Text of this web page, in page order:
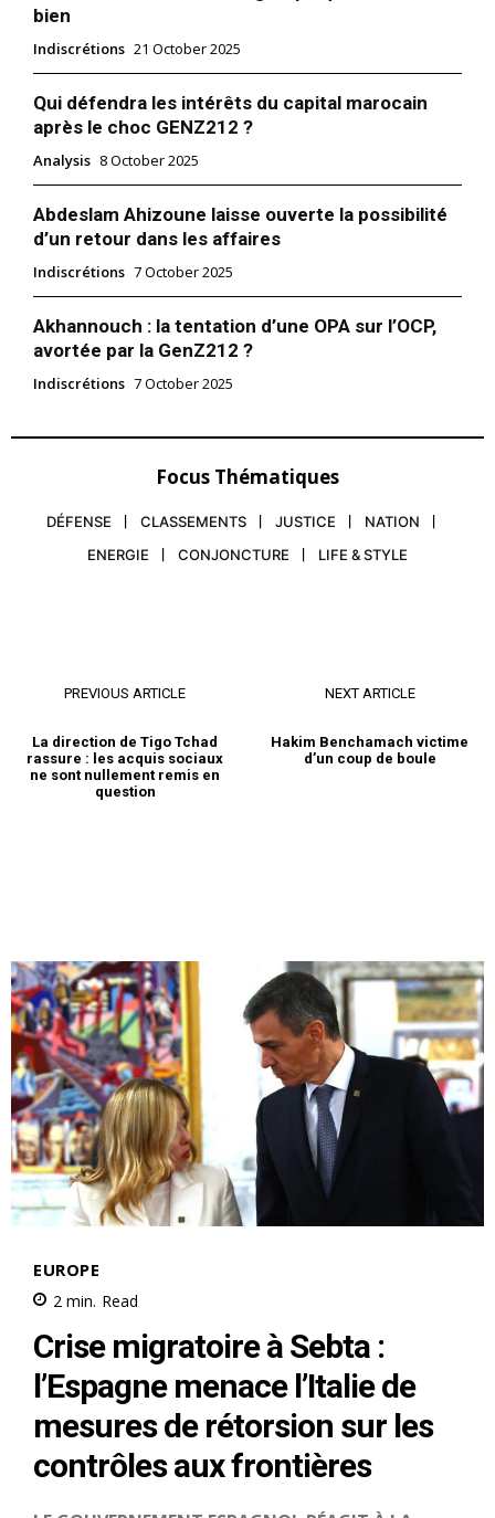
bien
Indiscrétions 21 October 2025
Qui défendra les intérêts du capital marocain
après le choc GENZ212 ?
Analysis 8 October 2025
Abdeslam Ahizoune laisse ouverte la possibilité
d’un retour dans les affaires
Indiscrétions 7 October 2025
Akhannouch : la tentation d’une OPA sur l’OCP,
avortée par la GenZ212 ?
Indiscrétions 7 October 2025
Focus Thématiques
DÉFENSE CLASSEMENTS JUSTICE
NATION
ENERGIE
CONJONCTURE LIFE & STYLE
PREVIOUS ARTICLE
La direction de Tigo Tchad
rassure : les acquis sociaux
ne sont nullement remis en
question
NEXT ARTICLE
Hakim Benchamach victime
d’un coup de boule